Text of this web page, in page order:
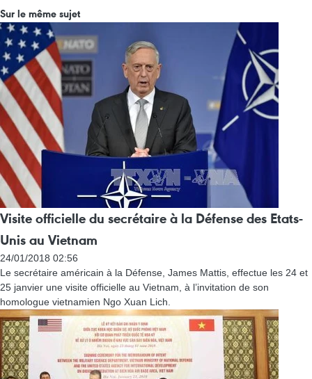
Sur le même sujet
Visite officielle du secrétaire à la Défense des Etats-
Unis au Vietnam
24/01/2018 02:56
Le secrétaire américain à la Défense, James Mattis, effectue les 24 et
25 janvier une visite officielle au Vietnam, à l’invitation de son
homologue vietnamien Ngo Xuan Lich.